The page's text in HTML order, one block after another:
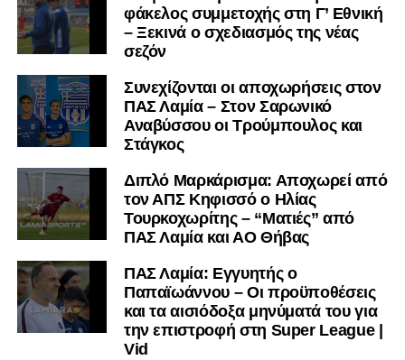
φάκελος συμμετοχής στη Γ’ Εθνική
– Ξεκινά ο σχεδιασμός της νέας
σεζόν
Συνεχίζονται οι αποχωρήσεις στον
ΠΑΣ Λαμία – Στον Σαρωνικό
Αναβύσσου οι Τρούμπουλος και
Στάγκος
Διπλό Μαρκάρισμα: Αποχωρεί από
τον ΑΠΣ Κηφισσό ο Ηλίας
Τουρκοχωρίτης – “Ματιές” από
ΠΑΣ Λαμία και ΑΟ Θήβας
ΠΑΣ Λαμία: Εγγυητής ο
Παπαϊωάννου – Οι προϋποθέσεις
και τα αισιόδοξα μηνύματά του για
την επιστροφή στη Super League |
Vid